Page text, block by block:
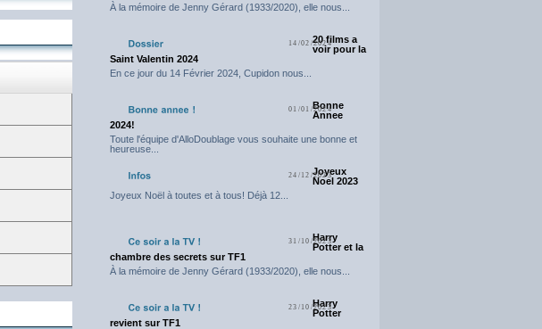
À la mémoire de Jenny Gérard (1933/2020), elle nous...
14/02/202420 films a
voir pour la
Saint Valentin 2024
En ce jour du 14 Février 2024, Cupidon nous...
01/01/2024
Bonne
Annee
2024!
Toute l'équipe d'AlloDoublage vous souhaite une bonne et
heureuse...
24/12/2023
Joyeux
Noel 2023
Joyeux Noël à toutes et à tous! Déjà 12...
31/10/2023
Harry
Potter et la
chambre des secrets sur TF1
À la mémoire de Jenny Gérard (1933/2020), elle nous...
23/10/2023
Harry
Potter
revient sur TF1